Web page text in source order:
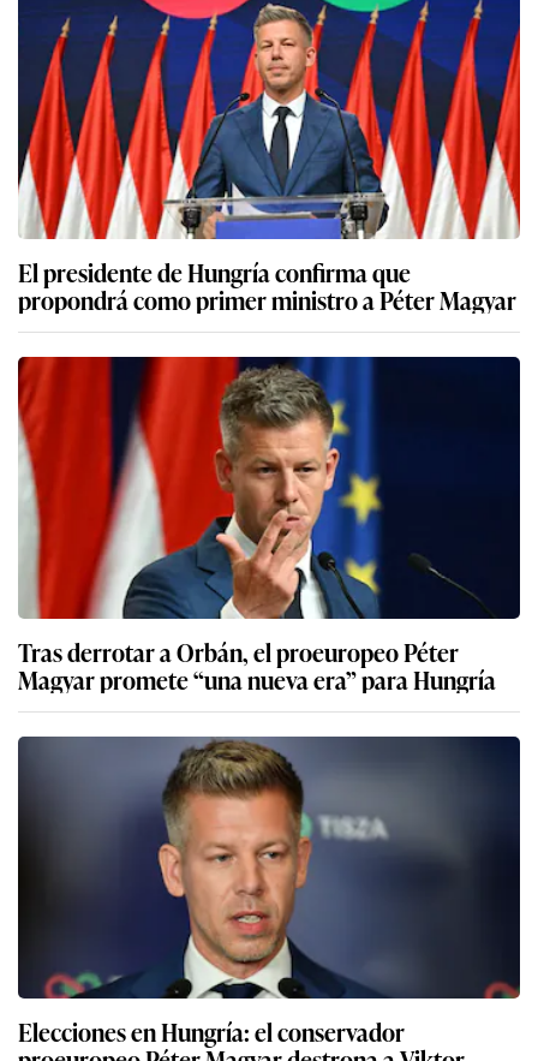
El presidente de Hungría confirma que
propondrá como primer ministro a Péter Magyar
Tras derrotar a Orbán, el proeuropeo Péter
Magyar promete “una nueva era” para Hungría
Elecciones en Hungría: el conservador